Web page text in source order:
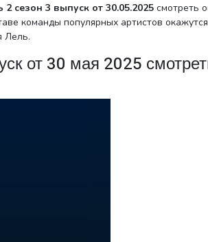
сезон 3 выпуск от 30.05.2025 смотреть
команды популярных артистов окажутся
Лель.
от 30 мая 2025